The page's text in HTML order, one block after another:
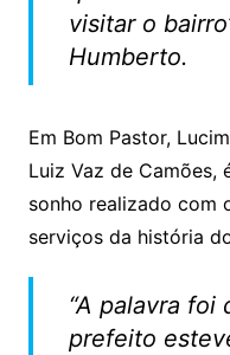
visitar o
Humberto.
Em Bom Pastor,
Luiz Vaz de Camões,
sonho realizado com
serviços da história
“A palavra foi
prefeito